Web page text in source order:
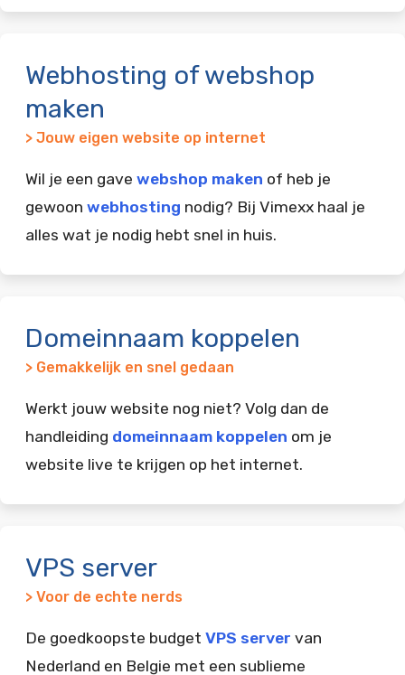
Webhosting of webshop
maken
> Jouw eigen website op internet
Wil je een gave webshop maken of heb je
gewoon webhosting nodig? Bij Vimexx haal je
alles wat je nodig hebt snel in huis.
Domeinnaam koppelen
> Gemakkelijk en snel gedaan
Werkt jouw website nog niet? Volg dan de
handleiding domeinnaam koppelen om je
website live te krijgen op het internet.
VPS server
> Voor de echte nerds
De goedkoopste budget VPS server van
Nederland en Belgie met een sublieme